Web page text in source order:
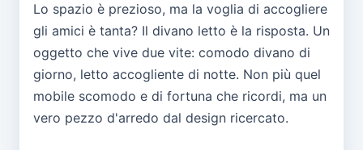
Lo spazio è prezioso, ma la voglia di accogliere
gli amici è tanta? Il divano letto è la risposta. Un
oggetto che vive due vite: comodo divano di
giorno, letto accogliente di notte. Non più quel
mobile scomodo e di fortuna che ricordi, ma un
vero pezzo d'arredo dal design ricercato.